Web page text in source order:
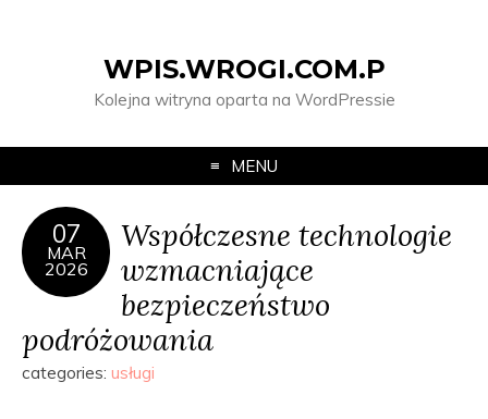
WPIS.WROGI.COM.P
Kolejna witryna oparta na WordPressie
MENU
07
MAR
2026
Współczesne technologie
wzmacniające
bezpieczeństwo
podróżowania
categories: usługi